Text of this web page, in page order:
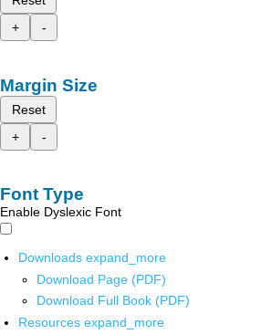
+
-
Margin Size
Reset
+
-
Font Type
Enable Dyslexic Font
Downloads expand_more
Download Page (PDF)
Download Full Book (PDF)
Resources expand_more